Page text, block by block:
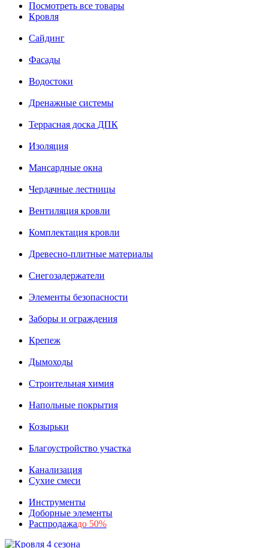
Посмотреть все товары
Кровля
Сайдинг
Фасады
Водостоки
Дренажные системы
Террасная доска ДПК
Изоляция
Мансардные окна
Чердачные лестницы
Вентиляция кровли
Комплектация кровли
Древесно-плитные материалы
Снегозадержатели
Элементы безопасности
Заборы и ограждения
Крепеж
Дымоходы
Строительная химия
Напольные покрытия
Козырьки
Благоустройство участка
Канализация
Сухие смеси
Инструменты
Доборные элементы
Распродажадо 50%